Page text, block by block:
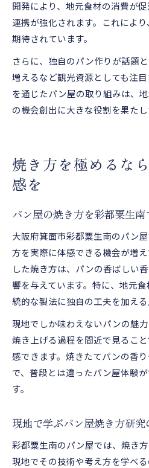
開発により、地元食材の消費が
連携が強化されます。これによ
期待されています。
さらに、独自のパン作りが話題
増えるなど観光資源としても注
を通じたパン屋の取り組みは、
の機会創出に大きな役割を果たし
焼き方を極めるな
感を
パン屋の焼き方を彩都粟生南
大阪府箕面市彩都粟生南のパン
方を実際に体感できる機会が増
した焼き方は、パンの香ばしい
響を与えています。特に、地元
統的な製法に独自の工夫を加える
現地でしか味わえないパンの魅
焼き上げる過程を間近で見るこ
感できます。焼きたてパンの香
で、普段とは違ったパン屋体験
す。
現地で学ぶパン屋焼き方研
彩都粟生南のパン屋では、焼き方
現地でその技術や考え方を学べ